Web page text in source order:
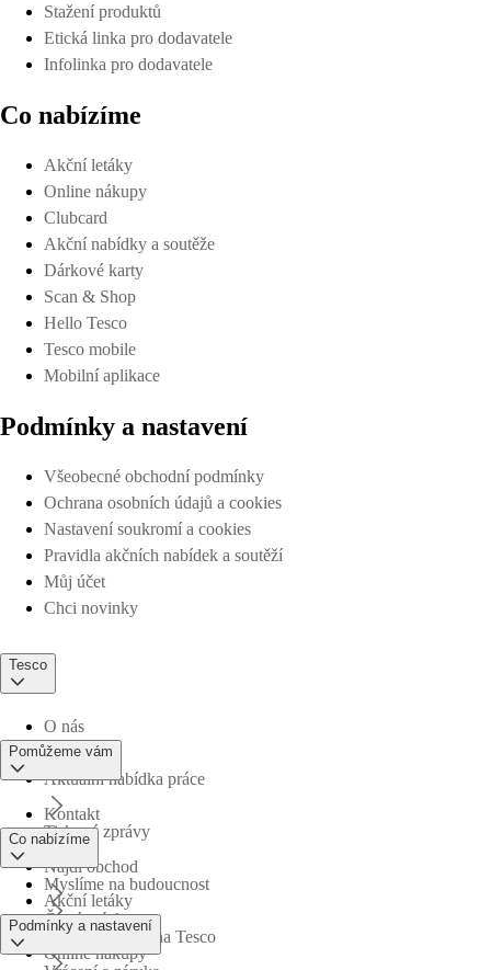
Stažení produktů
Etická linka pro dodavatele
Infolinka pro dodavatele
Co nabízíme
Akční letáky
Online nákupy
Clubcard
Akční nabídky a soutěže
Dárkové karty
Scan & Shop
Hello Tesco
Tesco mobile
Mobilní aplikace
Podmínky a nastavení
Všeobecné obchodní podmínky
Ochrana osobních údajů a cookies
Nastavení soukromí a cookies
Pravidla akčních nabídek a soutěží
Můj účet
Chci novinky
Tesco
O nás
Aktuální nabídka práce
Tiskové zprávy
Myslíme na budoucnost
Obchodní skupina Tesco
Pomůžeme vám
Kontakt
Najdi obchod
Časté otázky
Co nabízíme
Akční letáky
Online nákupy
Podmínky a nastavení